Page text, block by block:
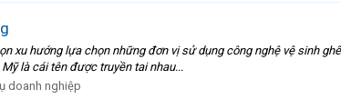
xu hướng lựa chọn những đơn vị sử dụng công nghệ vệ sinh
là cái tên được truyền tai nhau...
doanh nghiệp